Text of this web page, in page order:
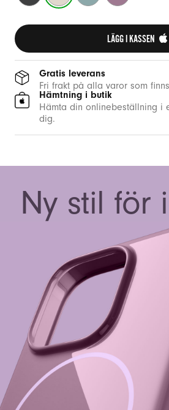
LÄGG I KASSEN
Gratis leverans
Fri frakt på alla varor som
Hämtning i butik
Hämta din onlinebeställning i
dig.
Ny stil för